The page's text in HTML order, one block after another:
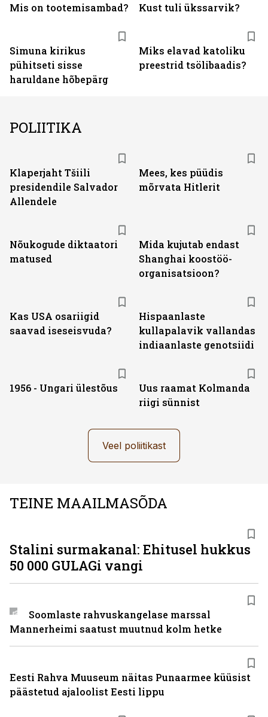
Mis on tootemisambad? Kust tuli ükssarvik?
Simuna kirikus
pühitseti sisse
haruldane hõbepärg
Miks elavad katoliku
preestrid tsölibaadis?
POLIITIKA
Klaperjaht Tšiili
presidendile Salvador
Allendele
Mees, kes püüdis
mõrvata Hitlerit
Nõukogude diktaatori
matused
Mida kujutab endast
Shanghai koostöö­
organisatsioon?
Kas USA osariigid
saavad iseseisvuda?
Hispaanlaste
kullapalavik vallandas
indiaanlaste genotsiidi
1956 - Ungari ülestõus
Uus raamat Kolmanda
riigi sünnist
Veel poliitikast
TEINE MAAILMASÕDA
Stalini surmakanal: Ehitusel hukkus
50 000 GULAGi vangi
Soomlaste rahvuskangelase marssal
Mannerheimi saatust muutnud kolm hetke
Eesti Rahva Muuseum näitas Punaarmee küüsist
päästetud ajaloolist Eesti lippu